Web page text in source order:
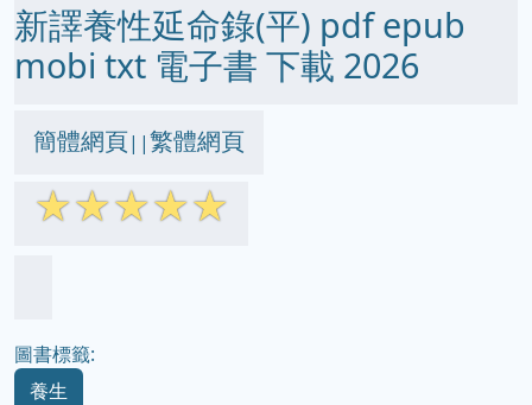
新譯養性延命錄(平) pdf epub
mobi txt 電子書 下載 2026
簡體網頁||繁體網頁
☆☆☆☆☆
圖書標籤:
養生